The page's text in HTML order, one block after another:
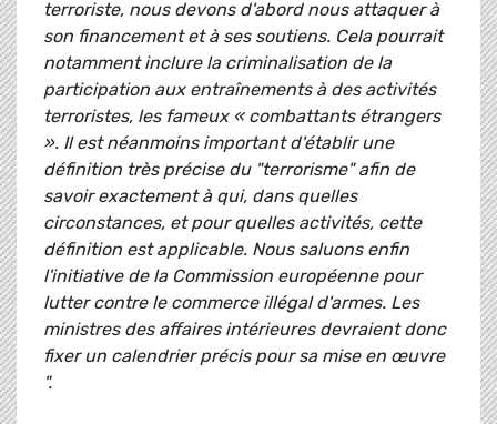
terroriste, nous devons d'abord nous attaquer à
son financement et à ses soutiens. Cela pourrait
notamment inclure la criminalisation de la
participation aux entraînements à des activités
terroristes, les fameux « combattants étrangers
». Il est néanmoins important d'établir une
définition très précise du "terrorisme" afin de
savoir exactement à qui, dans quelles
circonstances, et pour quelles activités, cette
définition est applicable. Nous saluons enfin
l'initiative de la Commission européenne pour
lutter contre le commerce illégal d'armes. Les
ministres des affaires intérieures devraient donc
fixer un calendrier précis pour sa mise en œuvre
".